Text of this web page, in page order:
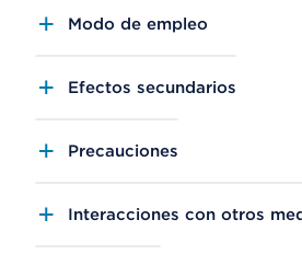
Modo de empleo
Efectos secundarios
Precauciones
Interacciones con otros